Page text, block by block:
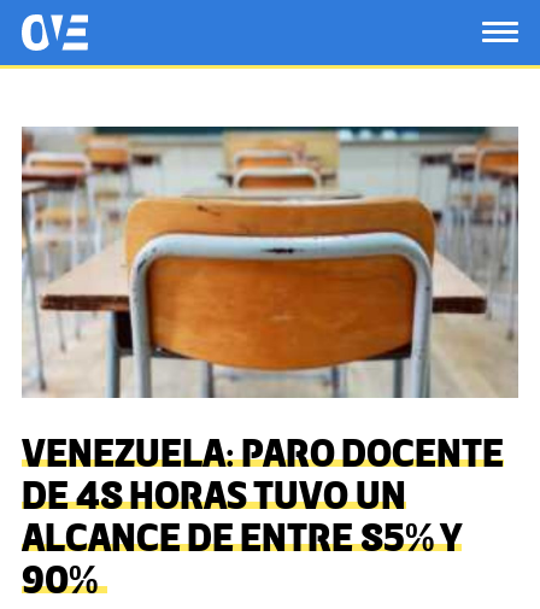
Saltar al contenido principal
OtrasVocesenEducacion.org
VENEZUELA: PARO DOCENTE
DE 48 HORAS TUVO UN
ALCANCE DE ENTRE 85% Y
90%